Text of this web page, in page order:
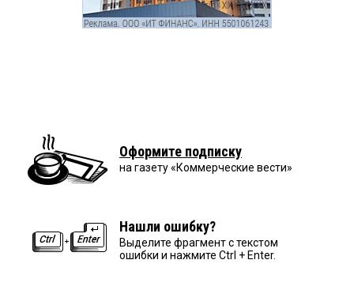
Оформите подписку
на газету «Коммерческие вести»
Нашли ошибку?
Выделите фрагмент с текстом
ошибки и нажмите Ctrl + Enter.